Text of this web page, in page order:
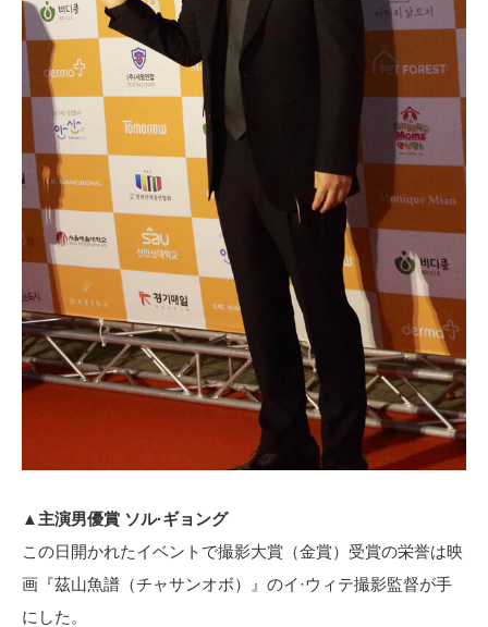
▲主演男優賞 ソル·ギョング
この日開かれたイベントで撮影大賞（金賞）受賞の栄誉は映
画『茲山魚譜（チャサンオボ）』のイ·ウィテ撮影監督が手
にした。